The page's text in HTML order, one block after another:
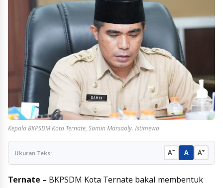
Kepala BKPSDM Kota Ternate, Samin Marsaoly. Istimewa
Ukuran Teks: A− A A+
Ternate – BKPSDM Kota Ternate bakal membentuk